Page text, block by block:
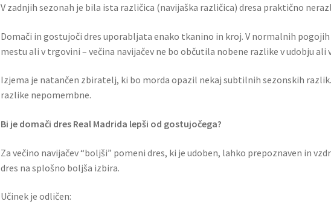
V zadnjih sezonah je bila ista različica (navijaška različica) dresa praktično
Domači in gostujoči dres uporabljata enako tkanino in kroj. V normalnih
mestu ali v trgovini – večina navijačev ne bo občutila nobene razlike v udobju ali
Izjema je natančen zbiratelj, ki bo morda opazil nekaj subtilnih sezonskih razlik.
razlike nepomembne.
Bi je domači dres Real Madrida lepši od gostujočega?
Za večino navijačev “boljši” pomeni dres, ki je udoben, lahko prepoznaven in
dres na splošno boljša izbira.
Učinek je odličen: